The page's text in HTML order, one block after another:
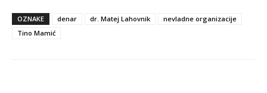
OZNAKE denar dr. Matej Lahovnik
nevladne organizacije
Tino Mamić